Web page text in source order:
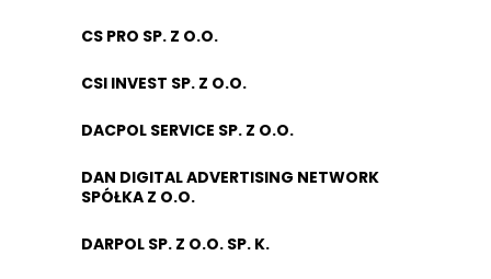
CS PRO SP. Z O.O.
CSI INVEST SP. Z O.O.
DACPOL SERVICE SP. Z O.O.
DAN DIGITAL ADVERTISING NETWORK
SPÓŁKA Z O.O.
DARPOL SP. Z O.O. SP. K.